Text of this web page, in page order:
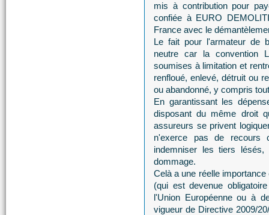
mis à contribution pour
confiée à EURO
France avec le
Le fait pour l'armateur de
neutre car la convention
soumises à limitation et
renfloué, enlevé, détruit ou
ou abandonné, y compris
En garantissant les
disposant du même droit
assureurs se privent
n'exerce pas de recours
indemniser les tiers
dommage.
Celà a une réelle
(qui est devenue
l'Union Européenne ou à
vigueur de Directive 2009/